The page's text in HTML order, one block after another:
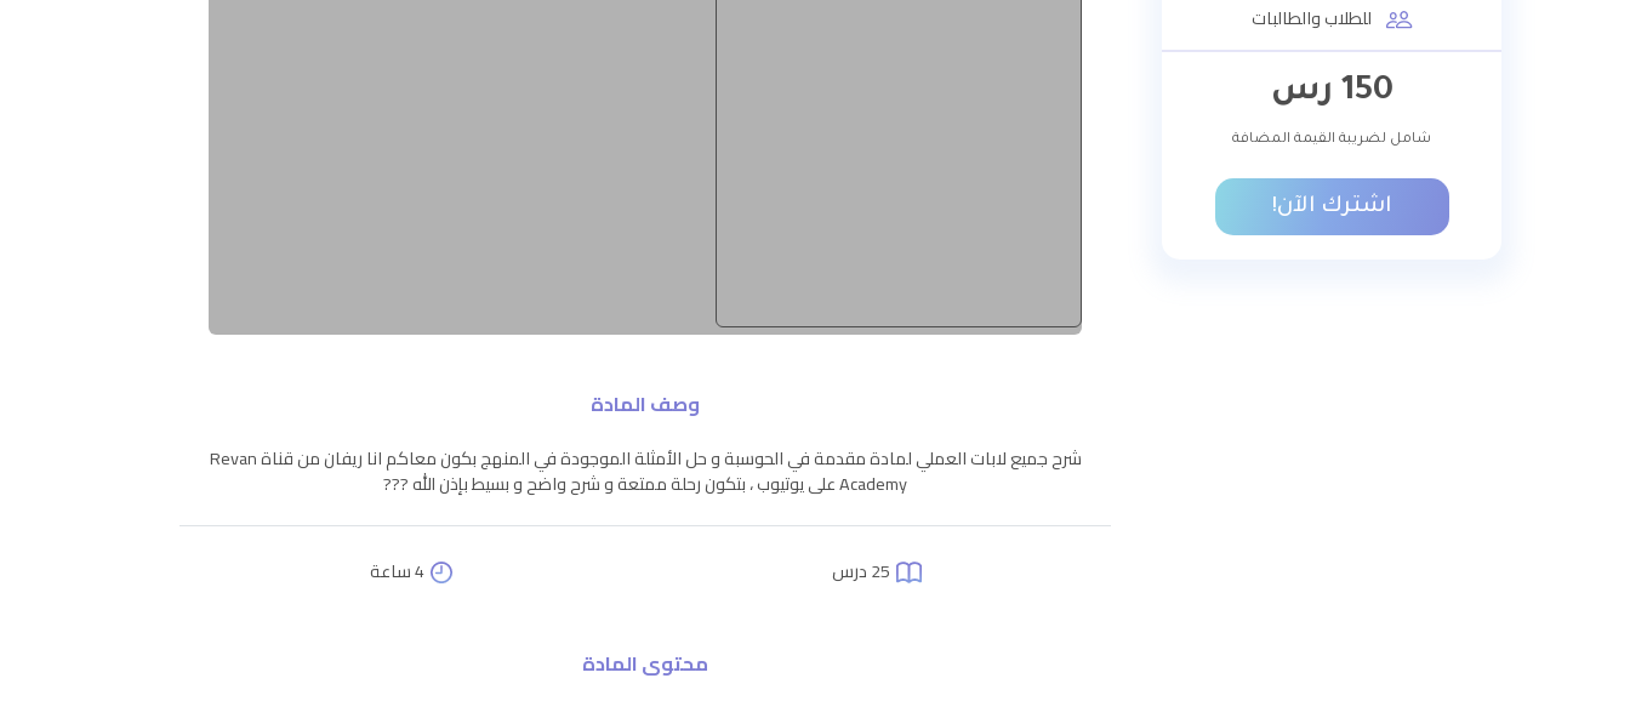
للطلاب والطالبات
150 رس
شامل لضريبة القيمة المضافة
اشترك الآن!
وصف المادة
شرح جميع لابات العملي لمادة مقدمة في الحوسبة و حل الأمثلة الموجودة في المنهج بكون معاكم انا ريفان من قناة Revan
Academy على يوتيوب ، بتكون رحلة ممتعة و شرح واضح و بسيط بإذن الله ???
25 درس 4 ساعة
محتوى المادة